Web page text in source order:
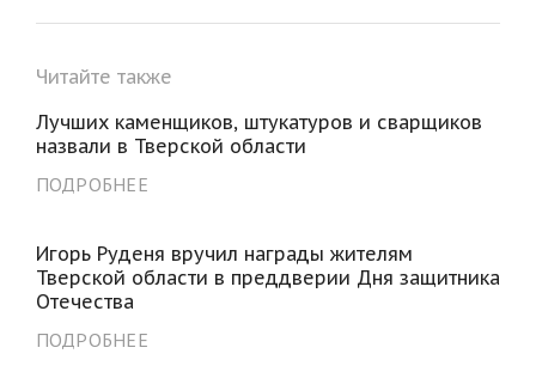
Читайте также
Лучших каменщиков, штукатуров и сварщиков
назвали в Тверской области
ПОДРОБНЕЕ
Игорь Руденя вручил награды жителям
Тверской области в преддверии Дня защитника
Отечества
ПОДРОБНЕЕ